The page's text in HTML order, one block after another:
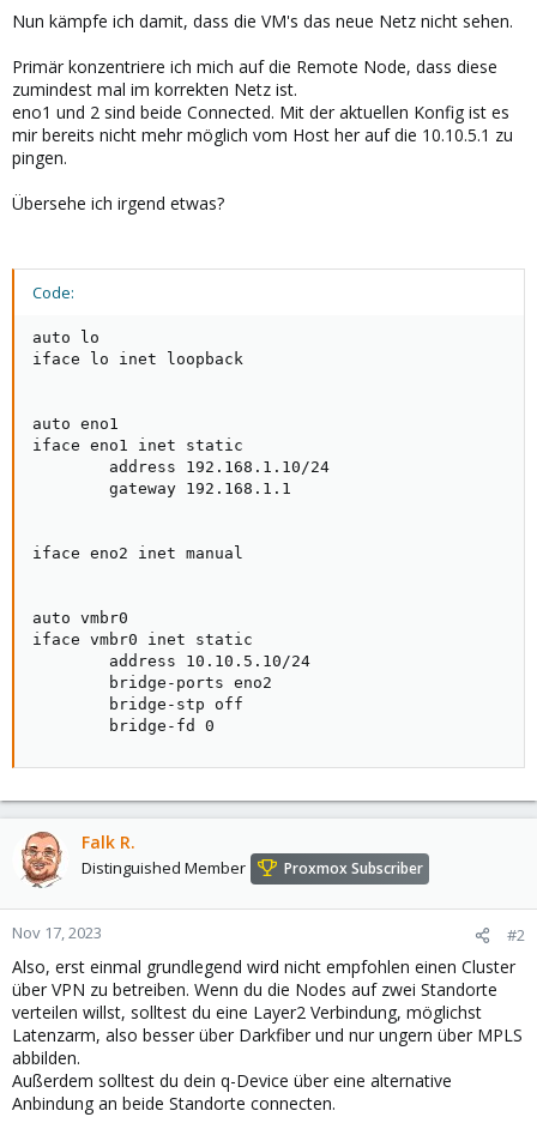
Nun kämpfe ich damit, dass die VM's das neue Netz nicht sehen.
Primär konzentriere ich mich auf die Remote Node, dass diese
zumindest mal im korrekten Netz ist.
eno1 und 2 sind beide Connected. Mit der aktuellen Konfig ist es
mir bereits nicht mehr möglich vom Host her auf die 10.10.5.1 zu
pingen.
Übersehe ich irgend etwas?
Code:
auto lo
iface lo inet loopback
auto eno1
iface eno1 inet static
        address 192.168.1.10/24
        gateway 192.168.1.1
iface eno2 inet manual
auto vmbr0
iface vmbr0 inet static
        address 10.10.5.10/24
        bridge-ports eno2
        bridge-stp off
        bridge-fd 0
Falk R.
Distinguished Member Proxmox Subscriber
Nov 17, 2023 #2
Also, erst einmal grundlegend wird nicht empfohlen einen Cluster
über VPN zu betreiben. Wenn du die Nodes auf zwei Standorte
verteilen willst, solltest du eine Layer2 Verbindung, möglichst
Latenzarm, also besser über Darkfiber und nur ungern über MPLS
abbilden.
Außerdem solltest du dein q-Device über eine alternative
Anbindung an beide Standorte connecten.